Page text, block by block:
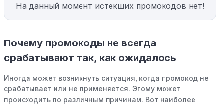
На данный момент истекших промокодов нет!
Почему промокоды не всегда
срабатывают так, как ожидалось
Иногда может возникнуть ситуация, когда промокод не
срабатывает или не применяется. Этому может
происходить по различным причинам. Вот наиболее